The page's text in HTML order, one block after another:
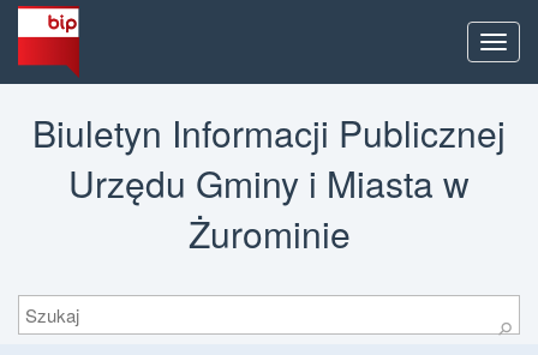
Menu
Biuletyn Informacji Publicznej
Urzędu Gminy i Miasta w
Żurominie
Szukaj
⚲